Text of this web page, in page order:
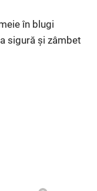
în blugi
sigură și zâmbet